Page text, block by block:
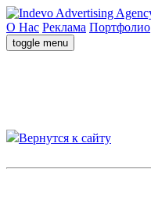
О Нас Реклама Портфолио
toggle menu
Вернутся к сайту